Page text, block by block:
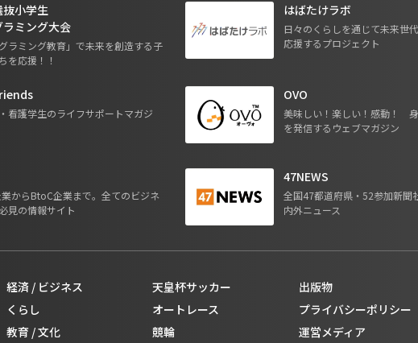
小学生
ラミング大会
グラミング教育」で未来を創造する子
を応援！！
はばたけラボ
日々のくらしを通じて未来世
応援するプロジェクト
看護学生のライフサポートマガジ
OVO
美味しい！楽しい！感動！
を発信するウェブマガジン
からBtoC企業まで。全てのビジネ
見の情報サイト
47NEWS
全国47都道府県・52参加新聞
内外ニュース
経済 / ビジネス
くらし
教育 / 文化
天皇杯サッカー
オートレース
競輪
出版物
プライバシーポリシー
運営メディア